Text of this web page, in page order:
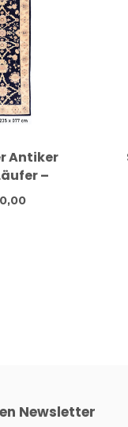
Antiker
–
– 235 x
Newsletter